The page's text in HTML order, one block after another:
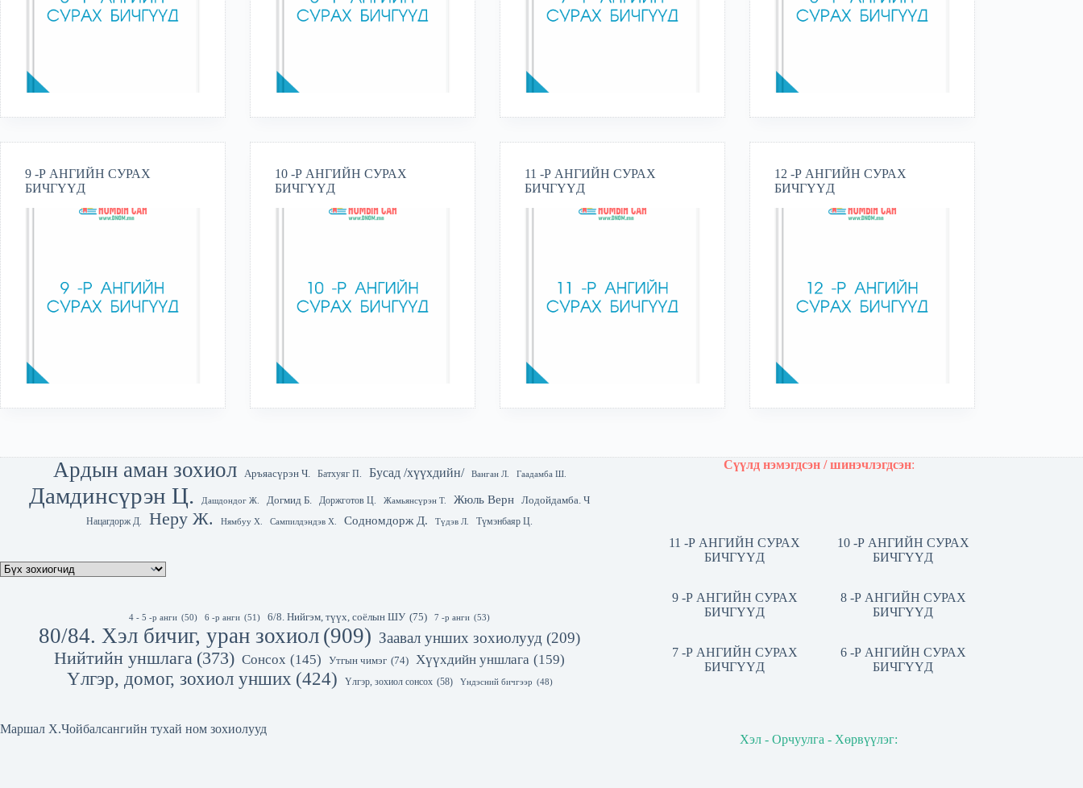
9 -Р АНГИЙН СУРАХ
БИЧГҮҮД
10 -Р АНГИЙН СУРАХ
БИЧГҮҮД
11 -Р АНГИЙН СУРАХ
БИЧГҮҮД
12 -Р АНГИЙН СУРАХ
БИЧГҮҮД
Ардын аман зохиол Аръяасүрэн Ч. Батхуяг П. Бусад /хүүхдийн/ Ванган Л. Гаадамба Ш.
Дамдинсүрэн Ц. Дашдондог Ж. Догмид Б. Доржготов Ц. Жамьянсүрэн Т. Жюль Верн Лодойдамба. Ч
Нацагдорж Д. Неру Ж. Нямбуу Х. Сампилдэндэв Х. Содномдорж Д. Түдэв Л. Түмэнбаяр Ц.
4 - 5 -р анги (50) 6 -р анги (51) 6/8. Нийгэм, түүх, соёлын ШУ (75) 7 -р анги (53)
80/84. Хэл бичиг, уран зохиол (909) Заавал унших зохиолууд (209)
Нийтийн уншлага (373) Сонсох (145) Утгын чимэг (74) Хүүхдийн уншлага (159)
Үлгэр, домог, зохиол унших (424) Үлгэр, зохиол сонсох (58) Үндэсний бичгээр (48)
Маршал Х.Чойбалсангийн тухай ном зохиолууд
Сүүлд нэмэгдсэн / шинэчлэгдсэн:
11 -Р АНГИЙН СУРАХ
БИЧГҮҮД
10 -Р АНГИЙН СУРАХ
БИЧГҮҮД
9 -Р АНГИЙН СУРАХ
БИЧГҮҮД
8 -Р АНГИЙН СУРАХ
БИЧГҮҮД
7 -Р АНГИЙН СУРАХ
БИЧГҮҮД
6 -Р АНГИЙН СУРАХ
БИЧГҮҮД
Хэл - Орчуулга - Хөрвүүлэг: